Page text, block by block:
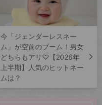
今「ジェンダーレスネー
ム」が空前のブーム！男女
どちらもアリ♡【2026年
上半期】人気のヒットネー
ムは？